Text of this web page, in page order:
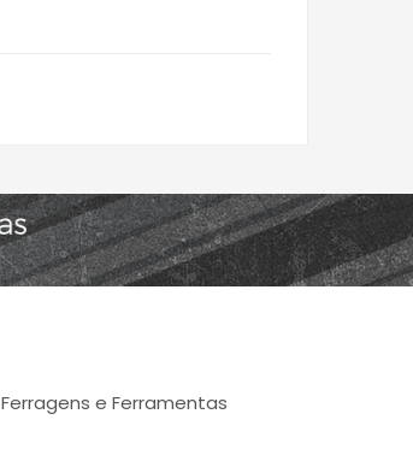
Ferragens e Ferramentas